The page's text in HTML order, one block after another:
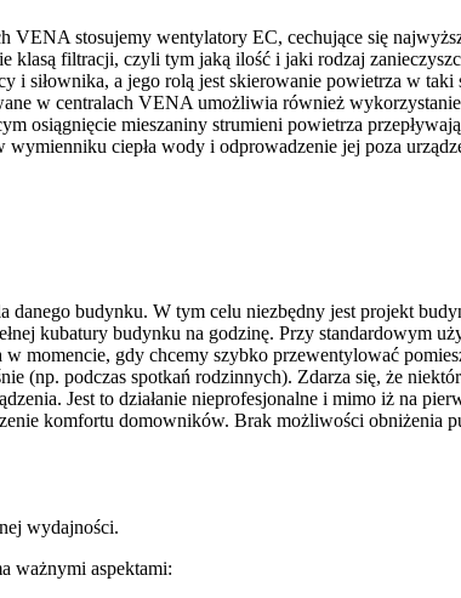
stosujemy wentylatory EC, cechujące się
filtracji, czyli tym jaką ilość i jaki rodzaj
i siłownika, a jego rolą jest skierowanie powietrza w
w centralach VENA umożliwia również
osiągnięcie mieszaniny strumieni powietrza
ciepła wody i odprowadzenie jej poza
budynku. W tym celu niezbędny jest projekt
kubatury budynku na godzinę. Przy standardowym
momencie, gdy chcemy szybko przewentylować
(np. podczas spotkań rodzinnych). Zdarza się, że
Jest to działanie nieprofesjonalne i mimo iż na
komfortu domowników. Brak możliwości obniżenia
wydajności.
ważnymi aspektami: